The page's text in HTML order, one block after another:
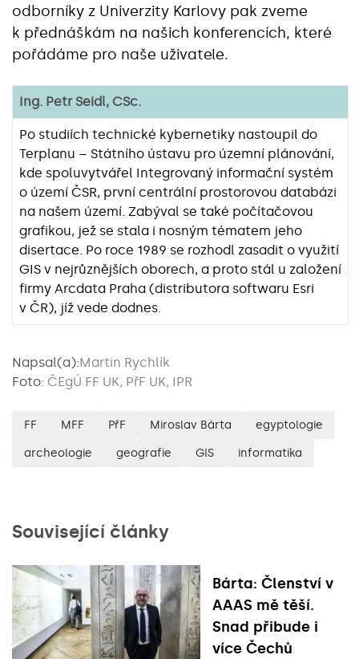
odborníky z Univerzity Karlovy pak zveme
k přednáškám na našich konferencích, které
pořádáme pro naše uživatele.
Ing. Petr Seidl, CSc.
Po studiích technické kybernetiky nastoupil do
Terplanu – Státního ústavu pro územní plánování,
kde spoluvytvářel Integrovaný informační systém
o území ČSR, první centrální prostorovou databázi
na našem území. Zabýval se také počítačovou
grafikou, jež se stala i nosným tématem jeho
disertace. Po roce 1989 se rozhodl zasadit o využití
GIS v nejrůznějších oborech, a proto stál u založení
firmy Arcdata Praha (distributora softwaru Esri
v ČR), jíž vede dodnes.
Napsal(a):Martin Rychlík
Foto: ČEgÚ FF UK, PřF UK, IPR
FF MFF PřF Miroslav Bárta egyptologie
archeologie geografie GIS informatika
Související články
Bárta: Členství v
AAAS mě těší.
Snad přibude i
více Čechů